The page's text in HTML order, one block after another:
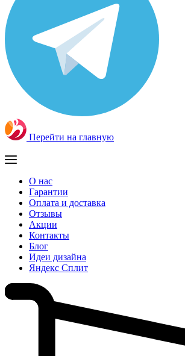
Перейти на главную
О нас
Гарантии
Оплата и доставка
Отзывы
Акции
Контакты
Блог
Идеи дизайна
Яндекс Сплит